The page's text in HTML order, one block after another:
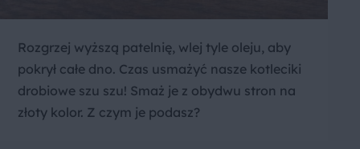
Rozgrzej wyższą patelnię, wlej tyle oleju, aby
pokrył całe dno. Czas usmażyć nasze kotleciki
drobiowe szu szu! Smaż je z obydwu stron na
złoty kolor. Z czym je podasz?